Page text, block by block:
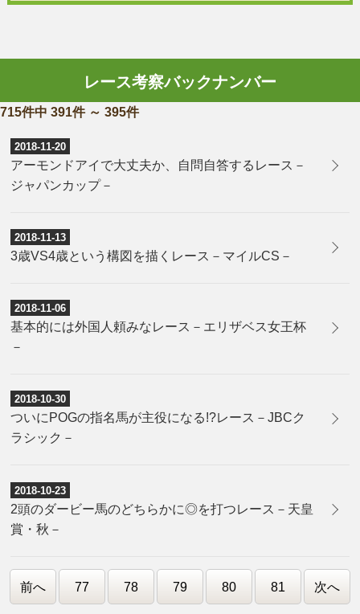
レース考察バックナンバー
715件中 391件 ～ 395件
2018-11-20
アーモンドアイで大丈夫か、自問自答するレース－
ジャパンカップ－
2018-11-13
3歳VS4歳という構図を描くレース－マイルCS－
2018-11-06
基本的には外国人頼みなレース－エリザベス女王杯
－
2018-10-30
ついにPOGの指名馬が主役になる!?レース－JBCク
ラシック－
2018-10-23
2頭のダービー馬のどちらかに◎を打つレース－天皇
賞・秋－
前へ 77 78 79 80 81 次へ